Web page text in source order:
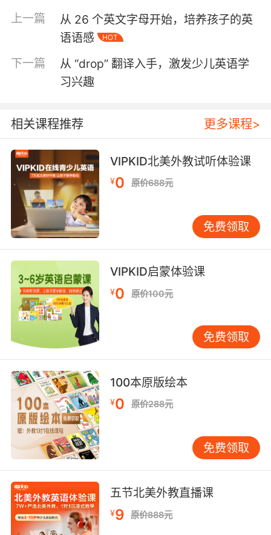
通过游戏、歌曲等方式，将这些词汇融入到日常
生活中，让孩子在轻松愉快的氛围中自然习得。
发音是英语学习的另一个关键。 英语的发音规则
与汉语有很大不同，因此，从小培养正确的发音
习惯至关重要。以“three”为例，它的发音包含了
英语中常见的“th”音，这对于许多非母语者来说是
可以逐渐掌握这一音素，并将其应用到其他词汇
中。同时，家长可以通过模仿、跟读等方式，帮
助孩子纠正发音错误，确保他们从一开始就建立
起正确的语音基础。 语法是语言学习的骨架。 虽
然少儿阶段的语法学习不需要过于深入，但掌握
一些基本的语法规则仍然非常重要。例如，从
“three”出发，可以引导孩子学习简单的数词用
法，如“three apples”、“three cats”等。通过这
复数形式，以及名词与数词的搭配规则。这种循
序渐进的学习方式，既能让孩子感受到学习的成
就感，又能为未来的语法学习奠定基础。 其次，
以“3”为起点，可以构建一个多维度的学习框架。
少儿英语学习不仅仅是词汇、发音和语法的简单
叠加，更是一个综合能力的培养过程。通过将“3”
趣的学习活动，帮助孩子在听、说、读、写各方
面全面发展。 听力是语言学习的第一步。 对于少
儿来说，听力训练可以通过儿歌、故事等形式进
行。例如，选择一些包含“three”的英文儿歌，让
孩子在听的过程中熟悉这个词汇的发音和用法。
同时，家长可以通过提问、互动等方式，帮助孩
语表达是语言学习的重要目标。 通过从“3”出发，
孩子们可以逐步学会用英语表达简单的数量概
念。例如，家长可以引导孩子用“three”来描述身
边的事物，如“three books”、“three toys”等。
上一篇
从 26 个英文字母开始，培养孩子的英
语语感
HOT
下一篇
从 “drop” 翻译入手，激发少儿英语学
习兴趣
相关课程推荐 更多课程>
VIPKID北美外教试听体验课
¥0 原价688元
免费领取
VIPKID启蒙体验课
¥0 原价100元
免费领取
100本原版绘本
¥0 原价288元
免费领取
五节北美外教直播课
¥9 原价888元